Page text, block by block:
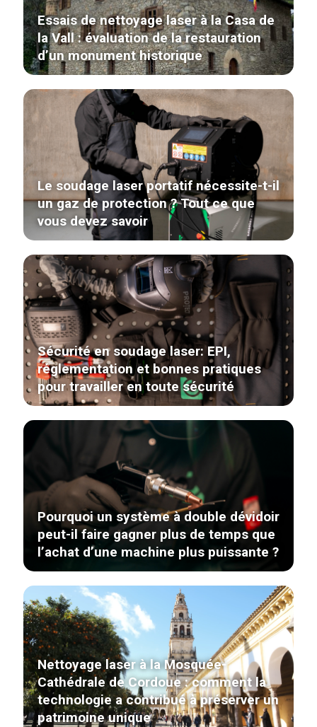
Essais de nettoyage laser à la Casa de
la Vall : évaluation de la restauration
d’un monument historique
Le soudage laser portatif nécessite-t-il
un gaz de protection ? Tout ce que
vous devez savoir
Sécurité en soudage laser: EPI,
réglementation et bonnes pratiques
pour travailler en toute sécurité
Pourquoi un système à double dévidoir
peut-il faire gagner plus de temps que
l’achat d’une machine plus puissante ?
Nettoyage laser à la Mosquée-
Cathédrale de Cordoue : comment la
technologie a contribué à préserver un
patrimoine unique